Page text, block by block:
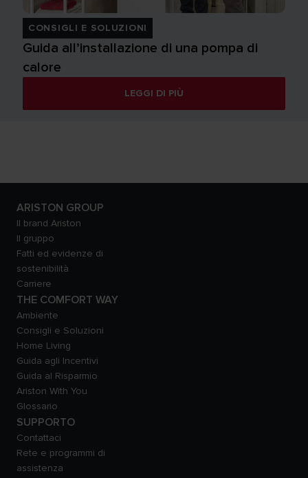
CONSIGLI E SOLUZIONI
Guida all’installazione di una pompa di
calore
LEGGI DI PIÙ
ARISTON GROUP
Il brand Ariston
Il gruppo
Fatti ed evidenze di
sostenibilità
Carriere
THE COMFORT WAY
Ambiente
Consigli e Soluzioni
Home Living
Guida agli Incentivi
Guida al Risparmio
Ariston With You
Glossario
SUPPORTO
Contattaci
Rete e programmi di
assistenza